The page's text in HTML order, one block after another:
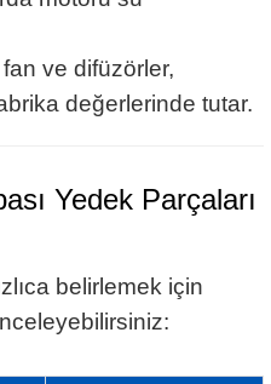
ve difüzörler,
değerlerinde tutar.
Yedek Parçaları
belirlemek için